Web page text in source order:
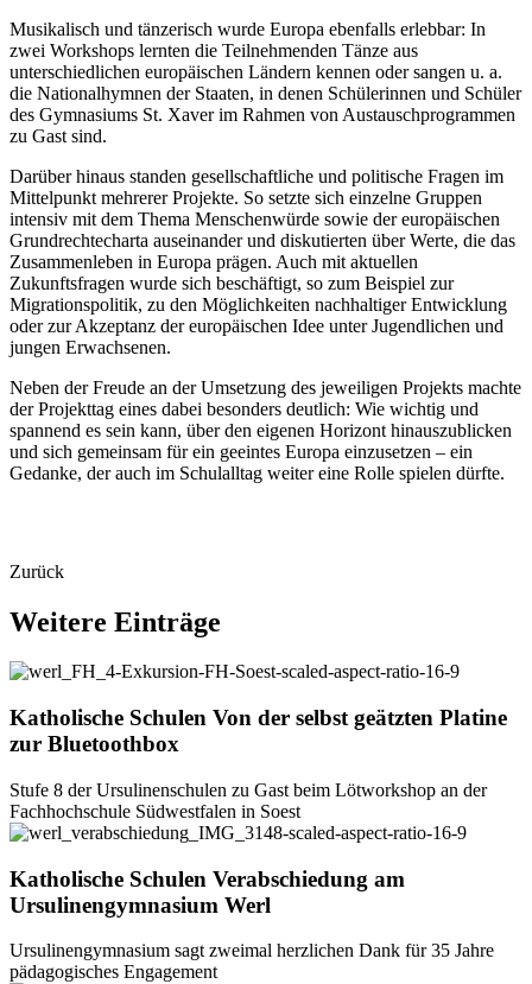
Musikalisch und tänzerisch wurde Europa ebenfalls erlebbar: In
zwei Workshops lernten die Teilnehmenden Tänze aus
unterschiedlichen europäischen Ländern kennen oder sangen u. a.
die Nationalhymnen der Staaten, in denen Schülerinnen und Schüler
des Gymnasiums St. Xaver im Rahmen von Austauschprogrammen
zu Gast sind.
Darüber hinaus standen gesellschaftliche und politische Fragen im
Mittelpunkt mehrerer Projekte. So setzte sich einzelne Gruppen
intensiv mit dem Thema Menschenwürde sowie der europäischen
Grundrechtecharta auseinander und diskutierten über Werte, die das
Zusammenleben in Europa prägen. Auch mit aktuellen
Zukunftsfragen wurde sich beschäftigt, so zum Beispiel zur
Migrationspolitik, zu den Möglichkeiten nachhaltiger Entwicklung
oder zur Akzeptanz der europäischen Idee unter Jugendlichen und
jungen Erwachsenen.
Neben der Freude an der Umsetzung des jeweiligen Projekts machte
der Projekttag eines dabei besonders deutlich: Wie wichtig und
spannend es sein kann, über den eigenen Horizont hinauszublicken
und sich gemeinsam für ein geeintes Europa einzusetzen – ein
Gedanke, der auch im Schulalltag weiter eine Rolle spielen dürfte.
Zurück
Weitere Einträge
Katholische Schulen Von der selbstgeätzten Platine
zur Bluetoothbox
Stufe 8 der Ursulinenschulen zu Gast beim Lötworkshop an der
Fachhochschule Südwestfalen in Soest
Katholische Schulen Verabschiedung am
Ursulinengymnasium Werl
Ursulinengymnasium sagt zweimal herzlichen Dank für 35 Jahre
pädagogisches Engagement